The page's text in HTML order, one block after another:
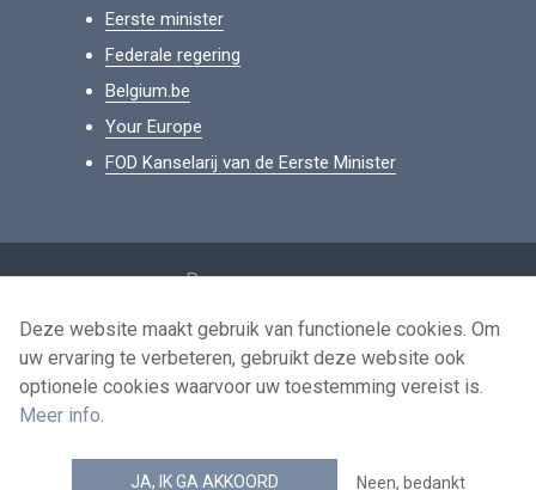
Eerste minister
Federale regering
Belgium.be
Your Europe
FOD Kanselarij van de Eerste Minister
Persoonsgegevens
Voorwaarden voor het hergebruik
Contacteer ons
news.belgium RSS feed
Deze website maakt gebruik van functionele cookies. Om
uw ervaring te verbeteren, gebruikt deze website ook
optionele cookies waarvoor uw toestemming vereist is.
Meer info.
JA, IK GA AKKOORD Neen, bedankt